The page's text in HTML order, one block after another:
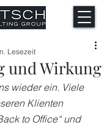
und Wirkung
Lesezeit
wieder ein. Viele
Klienten
to Office“ und